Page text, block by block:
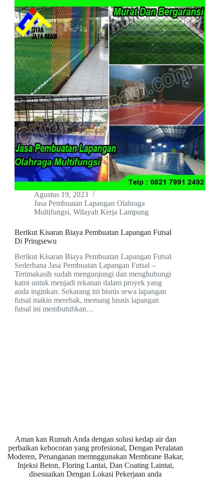
Agustus 19, 2023
Jasa Pembuatan Lapangan Olahraga
Multifungsi, Wilayah Kerja Lampung
Berikut Kisaran Biaya Pembuatan Lapangan Futsal
Di Pringsewu
Berikut Kisaran Biaya Pembuatan Lapangan Futsal
Sederhana Jasa Pembuatan Lapangan Futsal –
Terimakasih sudah mengunjungi dan menghubungi
kami untuk menjadi rekanan dalam proyek yang
anda inginkan. Sekarang ini bisnis sewa lapangan
futsal makin merebak, memang bisnis lapangan
futsal ini membutuhkan…
Aman kan Rumah Anda dengan solusi kedap air dan
perbaikan kebocoran yang profesional, Dengan Peralatan
Moderen, Penanganan memnggunakan Membrane Bakar,
Injeksi Beton, Floring Lantai, Dan Coating Laintai,
disesuaikan Dengan Lokasi Pekerjaan anda